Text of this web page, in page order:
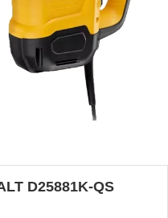
D25881K-QS